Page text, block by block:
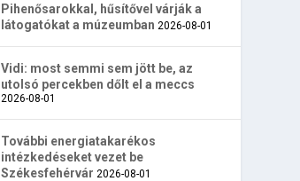
Pihenősarokkal, hűsítővel várják a
látogatókat a múzeumban 2026-08-01
Vidi: most semmi sem jött be, az
utolsó percekben dőlt el a meccs
2026-08-01
További energiatakarékos
intézkedéseket vezet be
Székesfehérvár 2026-08-01